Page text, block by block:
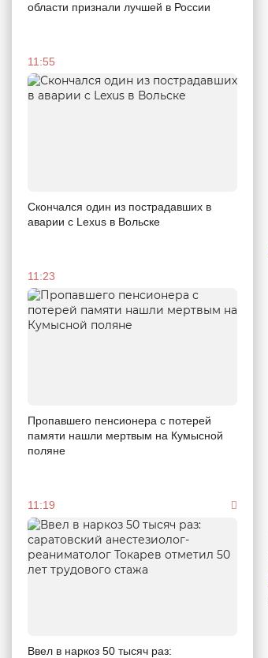
области признали лучшей в России
11:55
Скончался один из пострадавших в
аварии c Lexus в Вольске
11:23
Пропавшего пенсионера с потерей
памяти нашли мертвым на Кумысной
поляне
11:19
Ввел в наркоз 50 тысяч раз: